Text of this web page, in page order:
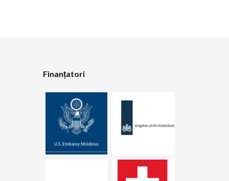
Finanțatori